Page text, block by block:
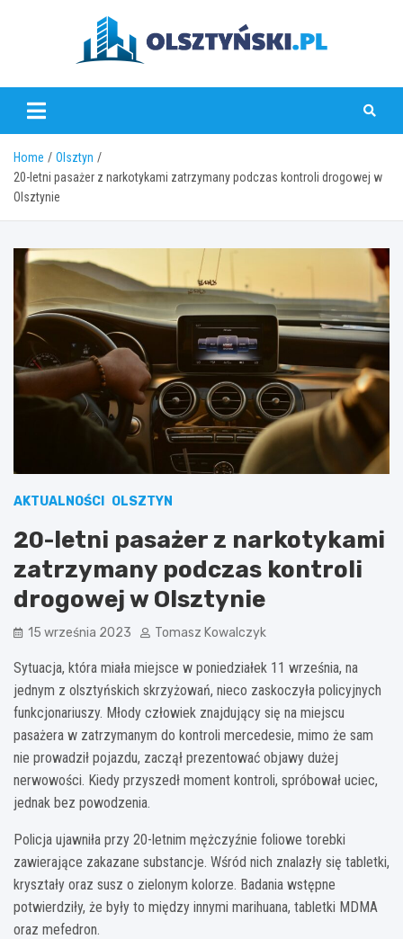
olsztynski.pl
Home
Olsztyn
20-letni pasażer z narkotykami zatrzymany podczas kontroli drogowej w
Olsztynie
AKTUALNOŚCI OLSZTYN
20-letni pasażer z narkotykami
zatrzymany podczas kontroli
drogowej w Olsztynie
15 września 2023 Tomasz Kowalczyk
Sytuacja, która miała miejsce w poniedziałek 11 września, na
jednym z olsztyńskich skrzyżowań, nieco zaskoczyła policyjnych
funkcjonariuszy. Młody człowiek znajdujący się na miejscu
pasażera w zatrzymanym do kontroli mercedesie, mimo że sam
nie prowadził pojazdu, zaczął prezentować objawy dużej
nerwowości. Kiedy przyszedł moment kontroli, spróbował uciec,
jednak bez powodzenia.
Policja ujawniła przy 20-letnim mężczyźnie foliowe torebki
zawierające zakazane substancje. Wśród nich znalazły się tabletki,
kryształy oraz susz o zielonym kolorze. Badania wstępne
potwierdziły, że były to między innymi marihuana, tabletki MDMA
oraz mefedron.